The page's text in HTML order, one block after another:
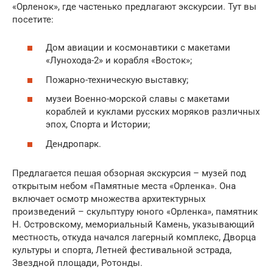
«Орленок», где частенько предлагают экскурсии. Тут вы
посетите:
Дом авиации и космонавтики с макетами
«Лунохода-2» и корабля «Восток»;
Пожарно-техническую выставку;
музеи Военно-морской славы с макетами
кораблей и куклами русских моряков различных
эпох, Спорта и Истории;
Дендропарк.
Предлагается пешая обзорная экскурсия – музей под
открытым небом «Памятные места «Орленка». Она
включает осмотр множества архитектурных
произведений – скульптуру юного «Орленка», памятник
Н. Островскому, мемориальный Камень, указывающий
местность, откуда начался лагерный комплекс, Дворца
культуры и спорта, Летней фестивальной эстрада,
Звездной площади, Ротонды.